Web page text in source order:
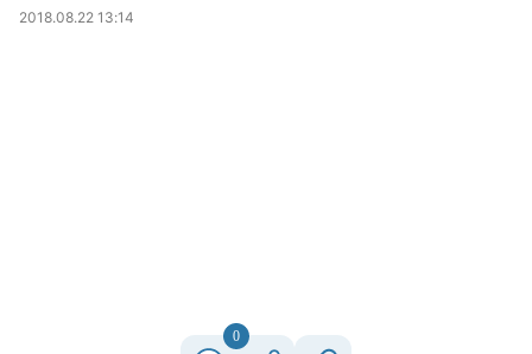
2018.08.22 13:14
0